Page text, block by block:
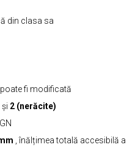
din clasa sa
fi modificată
și 2 (nerăcite)
, înălțimea totală accesibilă a